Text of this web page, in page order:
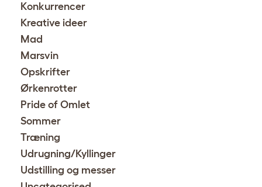
Konkurrencer
Kreative ideer
Mad
Marsvin
Opskrifter
Ørkenrotter
Pride of Omlet
Sommer
Træning
Udrugning/Kyllinger
Udstilling og messer